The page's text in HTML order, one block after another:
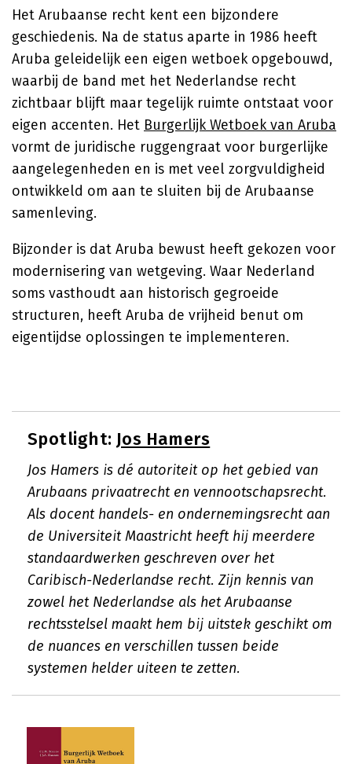
Het Arubaanse recht kent een bijzondere
geschiedenis. Na de status aparte in 1986 heeft
Aruba geleidelijk een eigen wetboek opgebouwd,
waarbij de band met het Nederlandse recht
zichtbaar blijft maar tegelijk ruimte ontstaat voor
eigen accenten. Het Burgerlijk Wetboek van Aruba
vormt de juridische ruggengraat voor burgerlijke
aangelegenheden en is met veel zorgvuldigheid
ontwikkeld om aan te sluiten bij de Arubaanse
samenleving.
Bijzonder is dat Aruba bewust heeft gekozen voor
modernisering van wetgeving. Waar Nederland
soms vasthoudt aan historisch gegroeide
structuren, heeft Aruba de vrijheid benut om
eigentijdse oplossingen te implementeren.
Spotlight: Jos Hamers
Jos Hamers is dé autoriteit op het gebied van
Arubaans privaatrecht en vennootschapsrecht.
Als docent handels- en ondernemingsrecht aan
de Universiteit Maastricht heeft hij meerdere
standaardwerken geschreven over het
Caribisch-Nederlandse recht. Zijn kennis van
zowel het Nederlandse als het Arubaanse
rechtsstelsel maakt hem bij uitstek geschikt om
de nuances en verschillen tussen beide
systemen helder uiteen te zetten.